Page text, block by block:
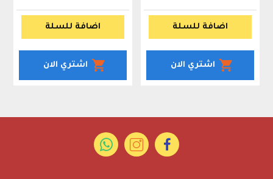
اضافة للسلة
اشتري الان
اضافة للسلة
اشتري الان